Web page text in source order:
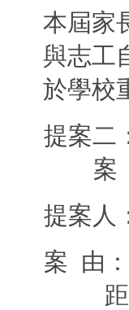
本屆家
與志工
於學校
提案二
案
提案人
案 由